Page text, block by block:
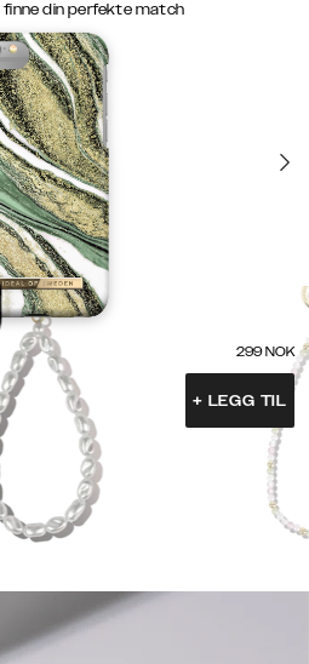
finne din perfekte match
299 NOK
+ LEGG TIL